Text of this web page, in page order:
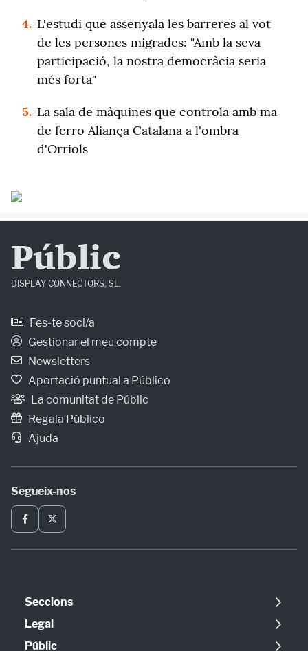
4. L'estudi que assenyala les barreres al vot
de les persones migrades: "Amb la seva
participació, la nostra democràcia seria
més forta"
5. La sala de màquines que controla amb ma
de ferro Aliança Catalana a l'ombra
d'Orriols
Públic
DISPLAY CONNECTORS, SL.
Fes-te soci/a
Gestionar el meu compte
Newsletters
Aportació puntual a Público
La comunitat de Públic
Regala Público
Ajuda
Segueix-nos
Seccions
Política
Opinió
Legal
Avís legal
Públic